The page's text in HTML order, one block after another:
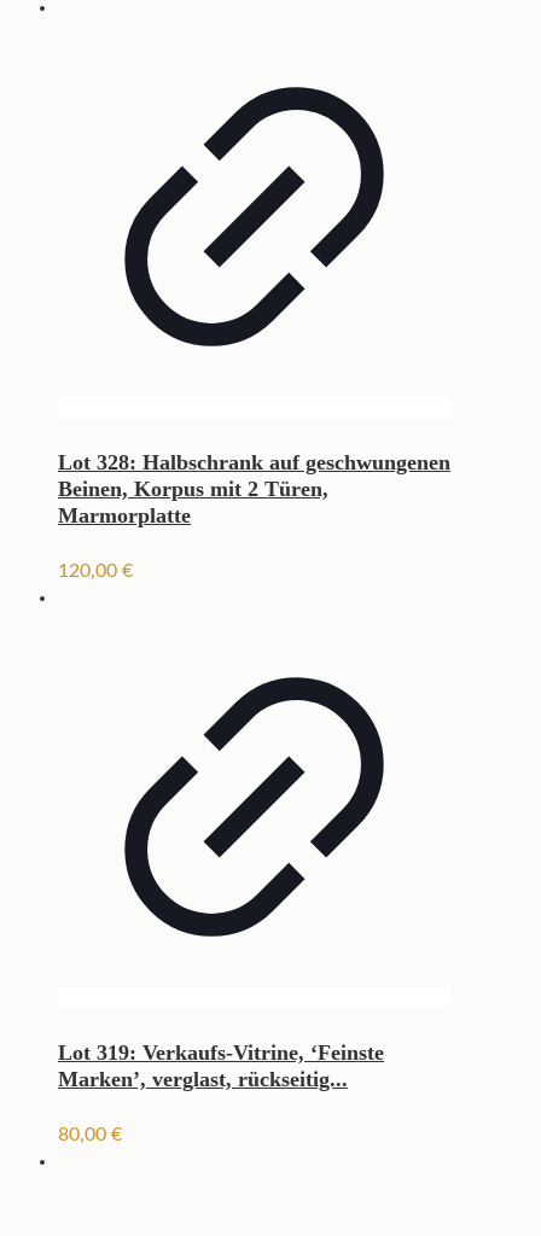
Lot 328: Halbschrank auf geschwungenen
Beinen, Korpus mit 2 Türen,
Marmorplatte
120,00 €
Lot 319: Verkaufs-Vitrine, ‘Feinste
Marken’, verglast, rückseitig...
80,00 €